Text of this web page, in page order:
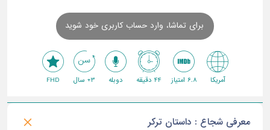
برای تماشا، وارد حساب کاربری خود شوید
آمریکا 6.8 امتیاز 44 دقیقه دوبله 3+ سال FHD
معرفی شجاع : داستان ترکر